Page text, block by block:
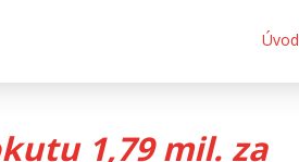
Úvod
1,79 mil. za